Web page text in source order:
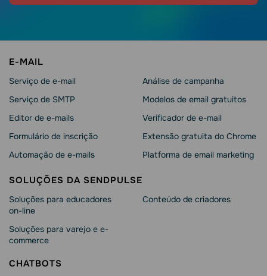
E-MAIL
Serviço de e-mail
Serviço de SMTP
Editor de e-mails
Formulário de inscrição
Automação de e-mails
Análise de campanha
Modelos de email gratuitos
Verificador de e-mail
Extensão gratuita do Chrome
Platforma de email marketing
SOLUÇÕES DA SENDPULSE
Soluções para educadores
on-line
Soluções para varejo e e-
commerce
Conteúdo de criadores
CHATBOTS